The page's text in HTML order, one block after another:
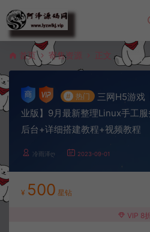
首页 寄售资源 正文
# 热门
三网H5游戏
业版】9月最新整理Linux手工
后台+详细搭建教程+视频教程
冷雨泽ღ 2023-09-01
¥ 500 星钻
VIP 8